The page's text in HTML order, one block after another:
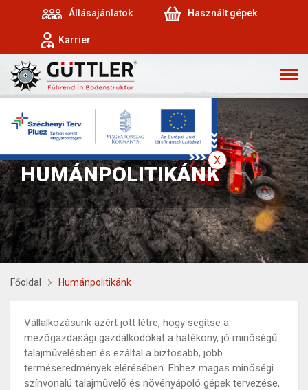
Állásajánlatok Használt gépek
Karrier
HUMÁNPOLITIKÁNK
Főoldal Humánpolitikánk
Vállalkozásunk azért jött létre, hogy segítse a
mezőgazdasági gazdálkodókat a hatékony, jó minőségű
talajművelésben és ezáltal a biztosabb, jobb
terméseredmények elérésében. Ehhez magas minőségi
színvonalú talajművelő és növényápoló gépek tervezése,